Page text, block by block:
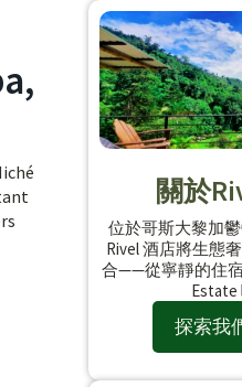
關於
位於哥斯大黎加
Rivel 酒店將生態
合——從寧靜的住
Estate
探索我